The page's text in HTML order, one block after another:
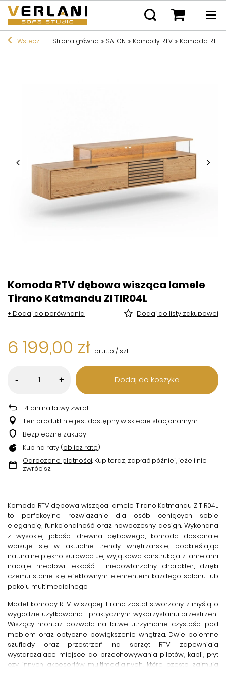
Wstecz Strona główna SALON Komody RTV Komoda RTV
Komoda RTV dębowa wisząca lamele
Tirano Katmandu ZITIR04L
+ Dodaj do porównania Dodaj do listy zakupowej
6 199,00 zł brutto / szt.
- + Dodaj do koszyka
14 dni na łatwy zwrot
Ten produkt nie jest dostępny w sklepie stacjonarnym
Bezpieczne zakupy
Kup na raty (oblicz ratę)
Odroczone płatności. Kup teraz, zapłać później, jeżeli nie
zwrócisz
Komoda RTV dębowa wisząca lamele Tirano Katmandu ZITIR04L
to perfekcyjne rozwiązanie dla osób ceniących sobie
elegancję, funkcjonalność oraz nowoczesny design. Wykonana
z wysokiej jakości drewna dębowego, komoda doskonale
wpisuje się w aktualne trendy wnętrzarskie, podkreślając
naturalne piękno surowca. Jej wyjątkowa konstrukcja z lamelami
nadaje meblowi lekkość i niepowtarzalny charakter, dzięki
czemu stanie się efektownym elementem każdego salonu lub
pokoju multimedialnego.
Model komody RTV wiszącej Tirano został stworzony z myślą o
wygodzie użytkowania i praktycznym wykorzystaniu przestrzeni.
Wiszący montaż pozwala na łatwe utrzymanie czystości pod
meblem oraz optyczne powiększenie wnętrza. Dwie pojemne
szuflady oraz przestrzeń na sprzęt RTV zapewniają
wystarczające miejsce do przechowywania pilotów, kabli, płyt
czy innych akcesoriów multimedialnych, które często zajmują